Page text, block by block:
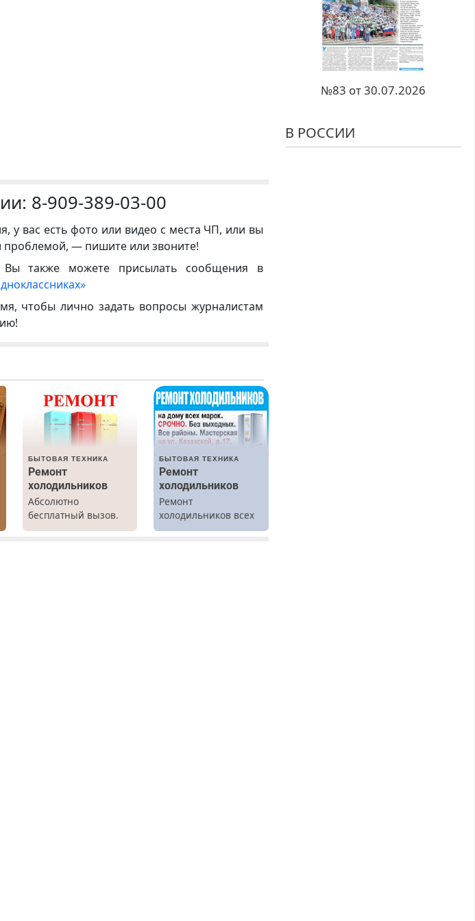
8-909-389-03-00
у вас есть фото или видео с места ЧП, или вы
проблемой, — пишите или звоните!
также можете присылать сообщения в
чтобы лично задать вопросы журналистам
БЫТОВАЯ ТЕХНИКА
Ремонт
холодильников
Абсолютно
бесплатный вызов.
Ремонт
БЫТОВАЯ ТЕХНИКА
Ремонт
холодильников
Ремонт
холодильников всех
марок на дому.
№83 от 30.07.2026
В РОССИИ